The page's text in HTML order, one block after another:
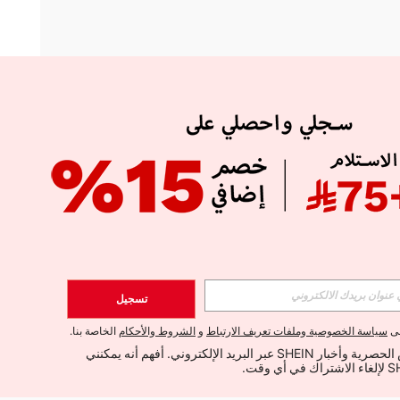
APP
الإشتراك
اشتراك
تسجيل
سياسة الخصوصية وملفات تعريف الارتباط و الشروط والأحكام الخاصة بنا.
أود تلقي العروض الحصرية وأخبار SHEIN عبر البريد الإلكتروني. أفهم أنه يمكنني